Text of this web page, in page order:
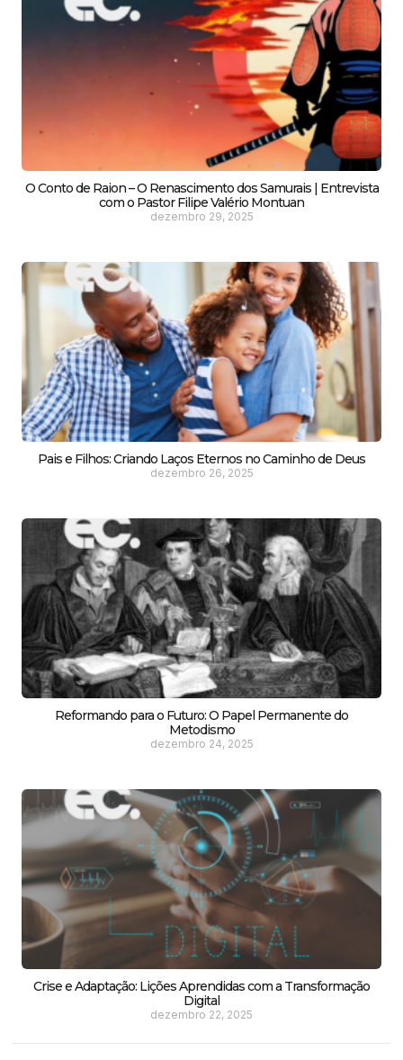
O Conto de Raion – O Renascimento dos Samurais | Entrevista
com o Pastor Filipe Valério Montuan
dezembro 29, 2025
Pais e Filhos: Criando Laços Eternos no Caminho de Deus
dezembro 26, 2025
Reformando para o Futuro: O Papel Permanente do
Metodismo
dezembro 24, 2025
Crise e Adaptação: Lições Aprendidas com a Transformação
Digital
dezembro 22, 2025